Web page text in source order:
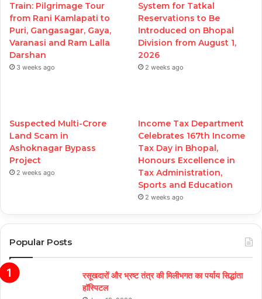
Train: Pilgrimage Tour
from Rani Kamlapati to
Puri, Gangasagar, Gaya,
Varanasi and Ram Lalla
Darshan
3 weeks ago
System for Tatkal
Reservations to Be
Introduced on Bhopal
Division from August 1,
2026
2 weeks ago
Suspected Multi-Crore
Land Scam in
Ashoknagar Bypass
Project
2 weeks ago
Income Tax Department
Celebrates 167th Income
Tax Day in Bhopal,
Honours Excellence in
Tax Administration,
Sports and Education
2 weeks ago
Popular Posts
रसूखदारों और भ्रष्ट तंत्र की मिलीभगत का पर्याय सिद्धांता
हॉस्पिटल